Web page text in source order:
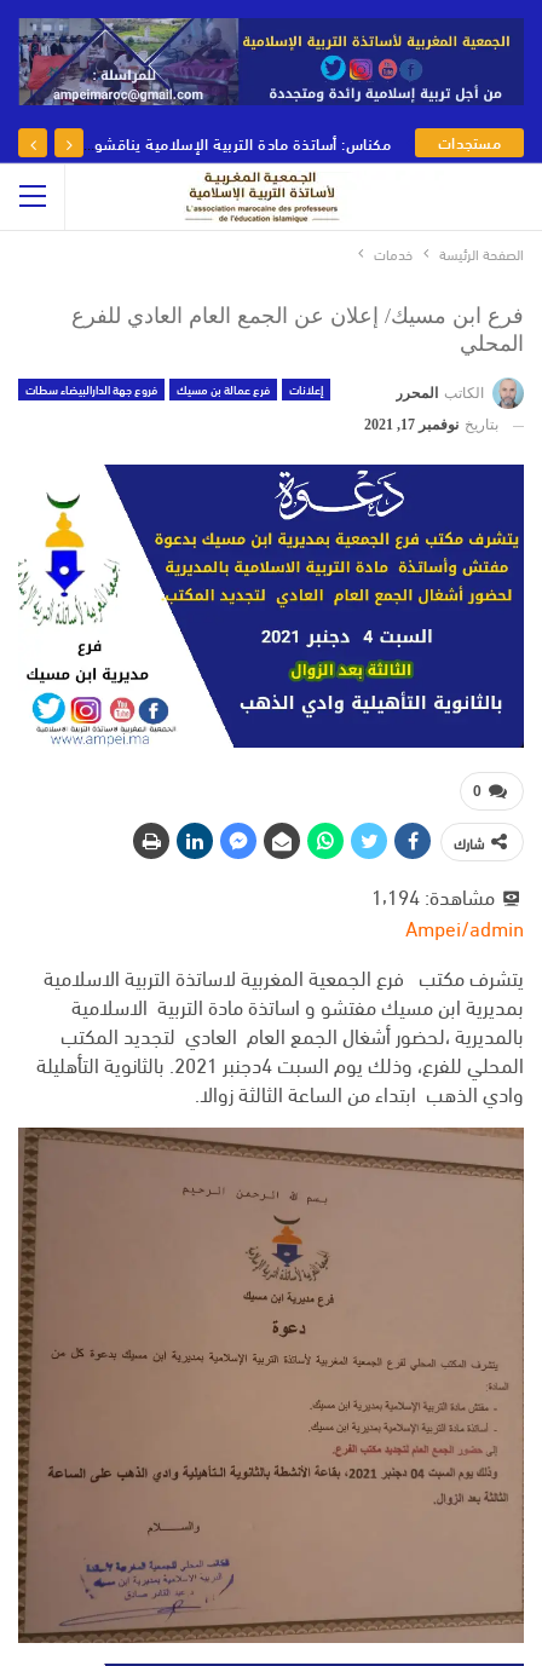
مستجدات
الجمعية
مكناس: أساتذة مادة التربية الإسلامية يناقشون رهانات وأدوار مادة التربية الإسلامية في يومها الوطني
الصفحة الرئيسة خدمات
فرع ابن مسيك/ إعلان عن الجمع العام العادي للفرع
المحلي
إعلانات فرع عمالة بن مسيك فروع جهة الدارالبيضاء سطات الكاتب
المحرر
بتاريخ نوفمبر 17, 2021
0
شارك
مشاهدة:1٬194
Ampei/admin
يتشرف مكتب فرع الجمعية المغربية لاساتذة التربية الاسلامية
بمديرية ابن مسيك مفتشو و اساتذة مادة التربية الاسلامية
بالمديرية ،لحضور أشغال الجمع العام العادي لتجديد المكتب
المحلي للفرع، وذلك يوم السبت 4دجنبر 2021. بالثانوية التأهليلة
وادي الذهب ابتداء من الساعة الثالثة زوالا.